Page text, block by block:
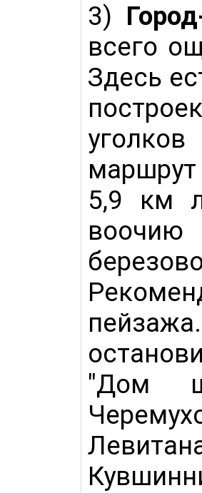
3)
всего
Здесь
5,9 км
"Дом